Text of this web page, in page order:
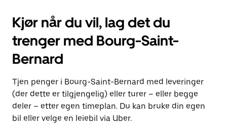
Kjør når du vil, lag det du
trenger med Bourg-Saint-
Bernard
Tjen penger i Bourg-Saint-Bernard med leveringer
(der dette er tilgjengelig) eller turer – eller begge
deler – etter egen timeplan. Du kan bruke din egen
bil eller velge en leiebil via Uber.